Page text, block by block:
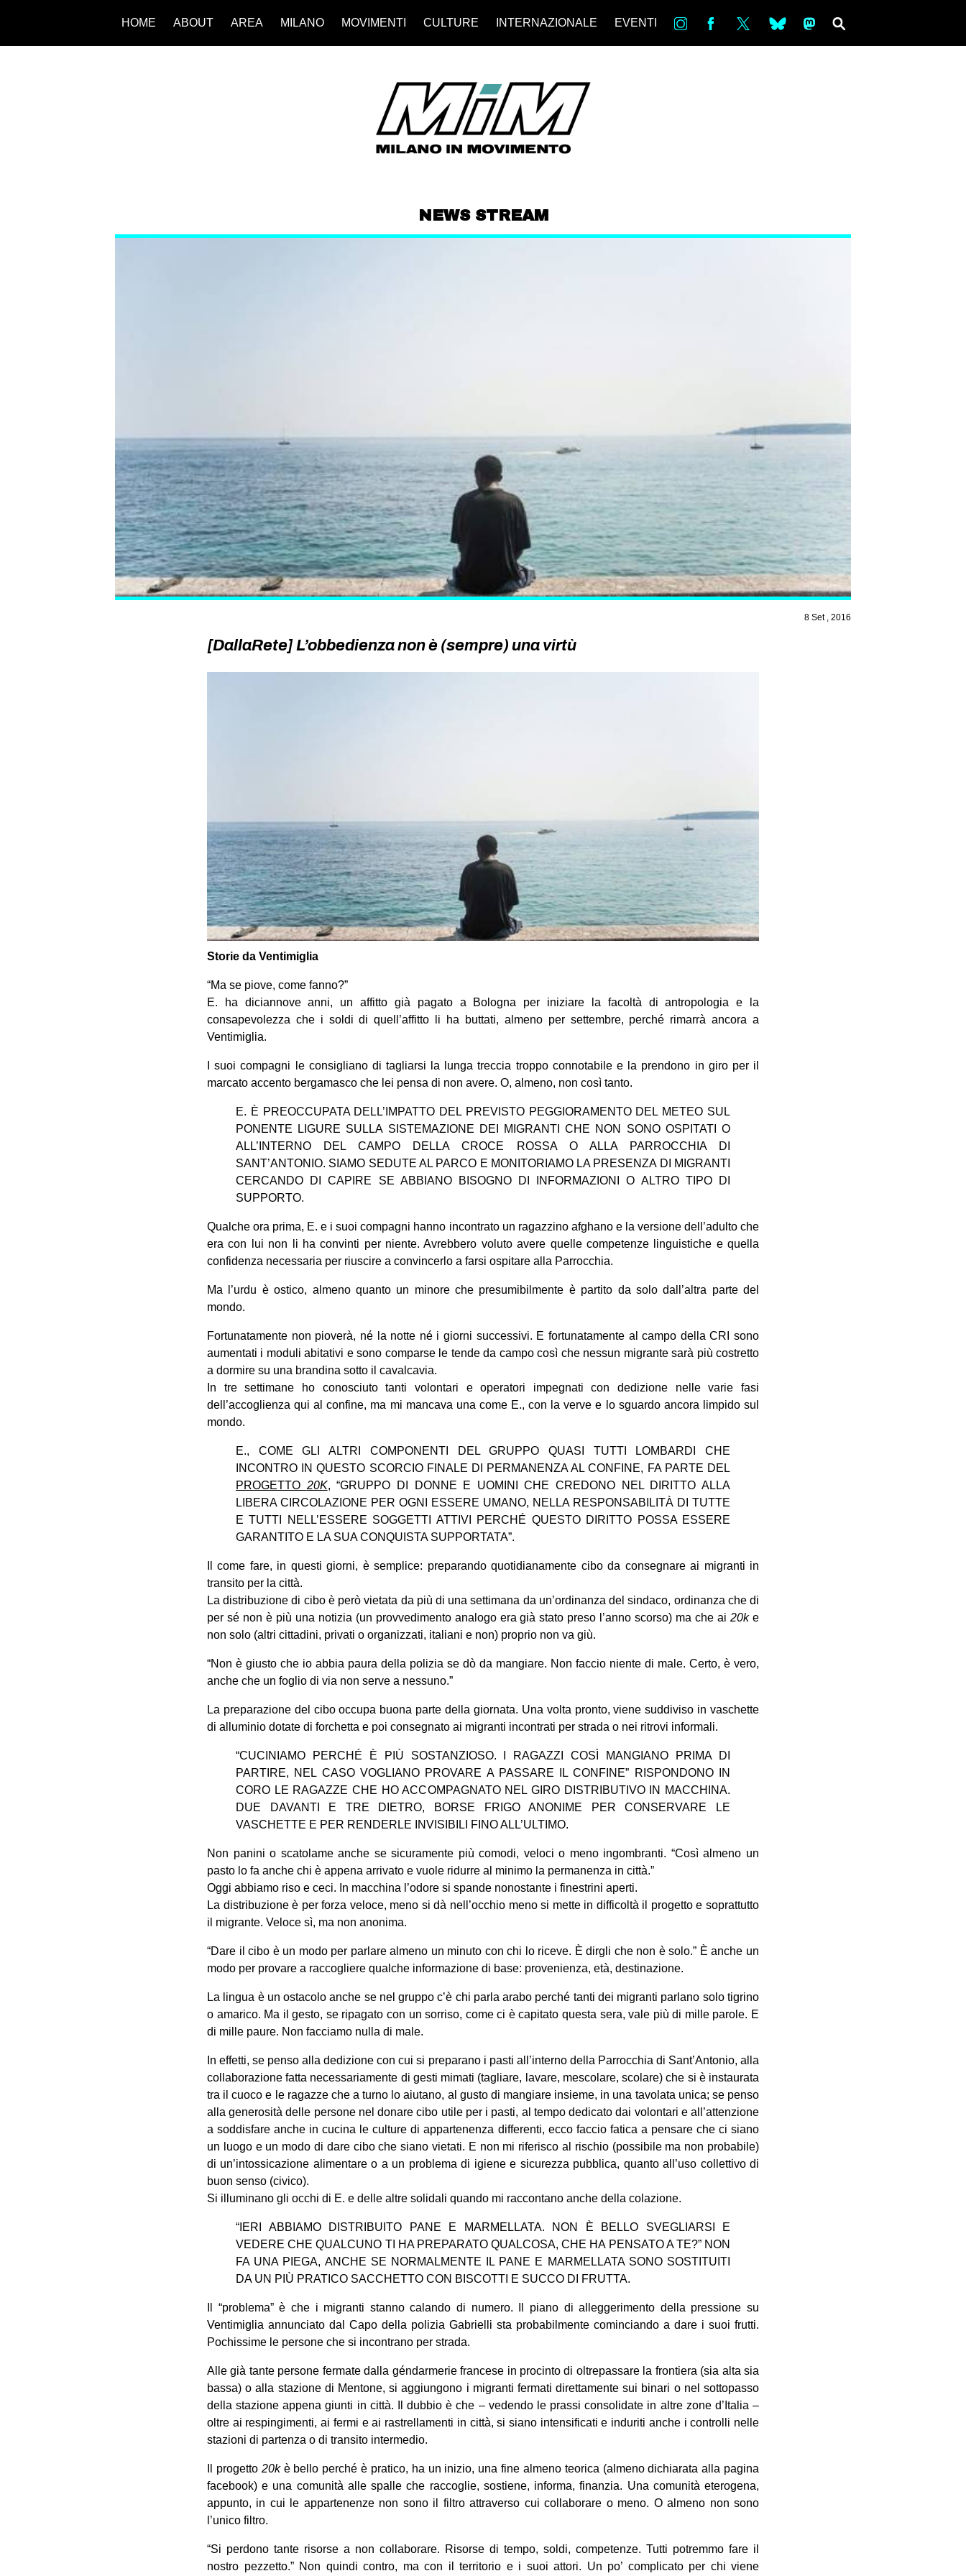
HOME ABOUT AREA MILANO MOVIMENTI CULTURE INTERNAZIONALE EVENTI in bsky ms
NEWS STREAM
8 Set , 2016
[DallaRete] L’obbedienza non è (sempre) una virtù
Storie da Ventimiglia
“Ma se piove, come fanno?”
E. ha diciannove anni, un affitto già pagato a Bologna per iniziare la facoltà di antropologia e la
consapevolezza che i soldi di quell’affitto li ha buttati, almeno per settembre, perché rimarrà ancora a
Ventimiglia.
I suoi compagni le consigliano di tagliarsi la lunga treccia troppo connotabile e la prendono in giro per il
marcato accento bergamasco che lei pensa di non avere. O, almeno, non così tanto.
E. È PREOCCUPATA DELL’IMPATTO DEL PREVISTO PEGGIORAMENTO DEL METEO SUL
PONENTE LIGURE SULLA SISTEMAZIONE DEI MIGRANTI CHE NON SONO OSPITATI O
ALL’INTERNO DEL CAMPO DELLA CROCE ROSSA O ALLA PARROCCHIA DI
SANT’ANTONIO. SIAMO SEDUTE AL PARCO E MONITORIAMO LA PRESENZA DI MIGRANTI
CERCANDO DI CAPIRE SE ABBIANO BISOGNO DI INFORMAZIONI O ALTRO TIPO DI
SUPPORTO.
Qualche ora prima, E. e i suoi compagni hanno incontrato un ragazzino afghano e la versione dell’adulto che
era con lui non li ha convinti per niente. Avrebbero voluto avere quelle competenze linguistiche e quella
confidenza necessaria per riuscire a convincerlo a farsi ospitare alla Parrocchia.
Ma l’urdu è ostico, almeno quanto un minore che presumibilmente è partito da solo dall’altra parte del
mondo.
Fortunatamente non pioverà, né la notte né i giorni successivi. E fortunatamente al campo della CRI sono
aumentati i moduli abitativi e sono comparse le tende da campo così che nessun migrante sarà più costretto
a dormire su una brandina sotto il cavalcavia.
In tre settimane ho conosciuto tanti volontari e operatori impegnati con dedizione nelle varie fasi
dell’accoglienza qui al confine, ma mi mancava una come E., con la verve e lo sguardo ancora limpido sul
mondo.
E., COME GLI ALTRI COMPONENTI DEL GRUPPO QUASI TUTTI LOMBARDI CHE
INCONTRO IN QUESTO SCORCIO FINALE DI PERMANENZA AL CONFINE, FA PARTE DEL
PROGETTO 20K, “GRUPPO DI DONNE E UOMINI CHE CREDONO NEL DIRITTO ALLA
LIBERA CIRCOLAZIONE PER OGNI ESSERE UMANO, NELLA RESPONSABILITÀ DI TUTTE
E TUTTI NELL’ESSERE SOGGETTI ATTIVI PERCHÉ QUESTO DIRITTO POSSA ESSERE
GARANTITO E LA SUA CONQUISTA SUPPORTATA”.
Il come fare, in questi giorni, è semplice: preparando quotidianamente cibo da consegnare ai migranti in
transito per la città.
La distribuzione di cibo è però vietata da più di una settimana da un’ordinanza del sindaco, ordinanza che di
per sé non è più una notizia (un provvedimento analogo era già stato preso l’anno scorso) ma che ai20ke
non solo (altri cittadini, privati o organizzati, italiani e non) proprio non va giù.
“Non è giusto che io abbia paura della polizia se dò da mangiare. Non faccio niente di male. Certo, è vero,
anche che un foglio di via non serve a nessuno.”
La preparazione del cibo occupa buona parte della giornata. Una volta pronto, viene suddiviso in vaschette
di alluminio dotate di forchetta e poi consegnato ai migranti incontrati per strada o nei ritrovi informali.
“CUCINIAMO PERCHÉ È PIÙ SOSTANZIOSO. I RAGAZZI COSÌ MANGIANO PRIMA DI
PARTIRE, NEL CASO VOGLIANO PROVARE A PASSARE IL CONFINE” RISPONDONO IN
CORO LE RAGAZZE CHE HO ACCOMPAGNATO NEL GIRO DISTRIBUTIVO IN MACCHINA.
DUE DAVANTI E TRE DIETRO, BORSE FRIGO ANONIME PER CONSERVARE LE
VASCHETTE E PER RENDERLE INVISIBILI FINO ALL’ULTIMO.
Non panini o scatolame anche se sicuramente più comodi, veloci o meno ingombranti. “Così almeno un
pasto lo fa anche chi è appena arrivato e vuole ridurre al minimo la permanenza in città.”
Oggi abbiamo riso e ceci. In macchina l’odore si spande nonostante i finestrini aperti.
La distribuzione è per forza veloce, meno si dà nell’occhio meno si mette in difficoltà il progetto e soprattutto
il migrante. Veloce sì, ma non anonima.
“Dare il cibo è un modo per parlare almeno un minuto con chi lo riceve. È dirgli che non è solo.” È anche un
modo per provare a raccogliere qualche informazione di base: provenienza, età, destinazione.
La lingua è un ostacolo anche se nel gruppo c’è chi parla arabo perché tanti dei migranti parlano solo tigrino
o amarico. Ma il gesto, se ripagato con un sorriso, come ci è capitato questa sera, vale più di mille parole. E
di mille paure. Non facciamo nulla di male.
In effetti, se penso alla dedizione con cui si preparano i pasti all’interno della Parrocchia di Sant’Antonio, alla
collaborazione fatta necessariamente di gesti mimati (tagliare, lavare, mescolare, scolare) che si è instaurata
tra il cuoco e le ragazze che a turno lo aiutano, al gusto di mangiare insieme, in una tavolata unica; se penso
alla generosità delle persone nel donare cibo utile per i pasti, al tempo dedicato dai volontari e all’attenzione
a soddisfare anche in cucina le culture di appartenenza differenti, ecco faccio fatica a pensare che ci siano
un luogo e un modo di dare cibo che siano vietati. E non mi riferisco al rischio (possibile ma non probabile)
di un’intossicazione alimentare o a un problema di igiene e sicurezza pubblica, quanto all’uso collettivo di
buon senso (civico).
Si illuminano gli occhi di E. e delle altre solidali quando mi raccontano anche della colazione.
“IERI ABBIAMO DISTRIBUITO PANE E MARMELLATA. NON È BELLO SVEGLIARSI E
VEDERE CHE QUALCUNO TI HA PREPARATO QUALCOSA, CHE HA PENSATO A TE?” NON
FA UNA PIEGA, ANCHE SE NORMALMENTE IL PANE E MARMELLATA SONO SOSTITUITI
DA UN PIÙ PRATICO SACCHETTO CON BISCOTTI E SUCCO DI FRUTTA.
Il “problema” è che i migranti stanno calando di numero. Il piano di alleggerimento della pressione su
Ventimiglia annunciato dal Capo della polizia Gabrielli sta probabilmente cominciando a dare i suoi frutti.
Pochissime le persone che si incontrano per strada.
Alle già tante persone fermate dalla géndarmerie francese in procinto di oltrepassare la frontiera (sia alta sia
bassa) o alla stazione di Mentone, si aggiungono i migranti fermati direttamente sui binari o nel sottopasso
della stazione appena giunti in città. Il dubbio è che – vedendo le prassi consolidate in altre zone d’Italia –
oltre ai respingimenti, ai fermi e ai rastrellamenti in città, si siano intensificati e induriti anche i controlli nelle
stazioni di partenza o di transito intermedio.
Il progetto 20k è bello perché è pratico, ha un inizio, una fine almeno teorica (almeno dichiarata alla pagina
facebook) e una comunità alle spalle che raccoglie, sostiene, informa, finanzia. Una comunità eterogena,
appunto, in cui le appartenenze non sono il filtro attraverso cui collaborare o meno. O almeno non sono
l’unico filtro.
“Si perdono tante risorse a non collaborare. Risorse di tempo, soldi, competenze. Tutti potremmo fare il
nostro pezzetto.” Non quindi contro, ma con il territorio e i suoi attori. Un po’ complicato per chi viene